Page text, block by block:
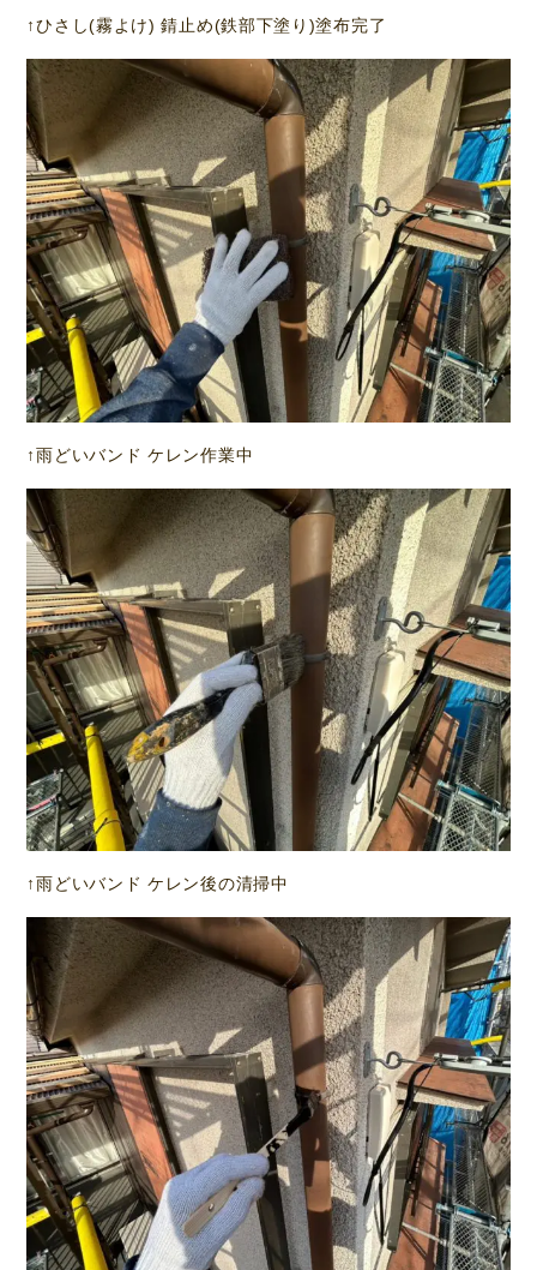
↑ひさし(霧よけ) 錆止め(鉄部下塗り)塗布完了
↑雨どいバンド ケレン作業中
↑雨どいバンド ケレン後の清掃中